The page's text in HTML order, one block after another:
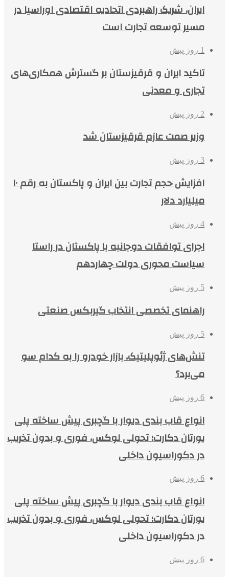
ایران، شریک راهبردی اتحادیه اقتصادی اوراسیا در
مسیر توسعه تجارت است
1 روز پیش
تاکید ایران و قرقیزستان بر گسترش همکاری‌های
تجاری و معدنی
2 روز پیش
وزیر صمت عازم قرقیزستان شد
3 روز پیش
افزایش حجم تجارت بین ایران و پاکستان به رقم ۱۰
میلیارد دلار
4 روز پیش
اجرای توافقات دوجانبه با پاکستان در راستا
سیاست محوری دولت چهاردهم
5 روز پیش
راهنمای تخصصی انتخاب گیربکس صنعتی
5 روز پیش
تنش‌های ژئوپلیتیک، بازار خودرو را به کدام سو
می‌برد؟
6 روز پیش
انواع قاب بندی دیوار با گچبری پیش ساخته پلی
یورتان دکارت؛ تحولی لوکس، فوری و بدون تخریب
در دکوراسیون داخلی
6 روز پیش
انواع قاب بندی دیوار با گچبری پیش ساخته پلی
یورتان دکارت؛ تحولی لوکس، فوری و بدون تخریب
در دکوراسیون داخلی
6 روز پیش